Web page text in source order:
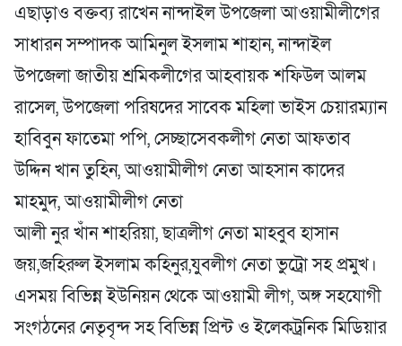
এছাড়াও বক্তব্য রাখেন নান্দাইল উপজেলা আওয়ামীলীগের
সাধারন সম্পাদক আমিনুল ইসলাম শাহান, নান্দাইল
উপজেলা জাতীয় শ্রমিকলীগের আহবায়ক শফিউল আলম
রাসেল, উপজেলা পরিষদের সাবেক মহিলা ভাইস চেয়ারম্যান
হাবিবুন ফাতেমা পপি, সেচ্ছাসেবকলীগ নেতা আফতাব
উদ্দিন খান তুহিন, আওয়ামীলীগ নেতা আহসান কাদের
মাহমুদ, আওয়ামীলীগ নেতা
আলী নুর খাঁন শাহরিয়া, ছাত্রলীগ নেতা মাহবুব হাসান
জয়,জহিরুল ইসলাম কহিনুর,যুবলীগ নেতা ভুট্রো সহ প্রমুখ।
এসময় বিভিন্ন ইউনিয়ন থেকে আওয়ামী লীগ, অঙ্গ সহযোগী
সংগঠনের নেতৃবৃন্দ সহ বিভিন্ন প্রিন্ট ও ইলেকট্রনিক মিডিয়ার